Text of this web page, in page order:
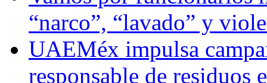
“narco”, “lavado” y
UAEMéx impulsa
responsable de residuos